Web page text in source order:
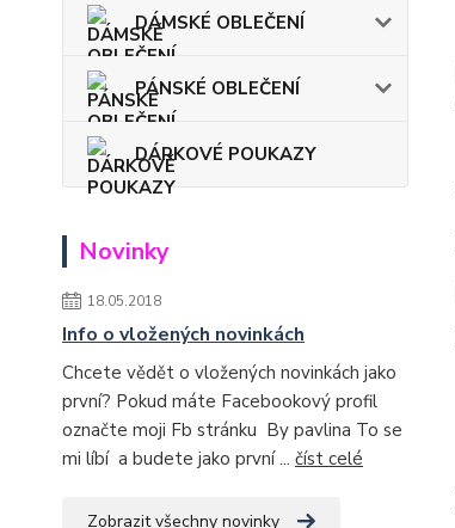
DÁMSKÉ OBLEČENÍ
PÁNSKÉ OBLEČENÍ
DÁRKOVÉ POUKAZY
Novinky
18.05.2018
Info o vložených novinkách
Chcete vědět o vložených novinkách jako
první? Pokud máte Facebookový profil
označte moji Fb stránku By pavlina To se
mi líbí a budete jako první ... číst celé
Zobrazit všechny novinky